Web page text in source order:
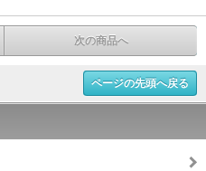
次の商品へ
ページの先頭へ戻る